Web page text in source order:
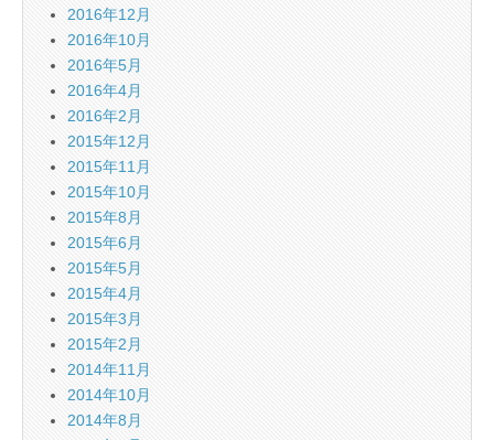
2016年12月
2016年10月
2016年5月
2016年4月
2016年2月
2015年12月
2015年11月
2015年10月
2015年8月
2015年6月
2015年5月
2015年4月
2015年3月
2015年2月
2014年11月
2014年10月
2014年8月